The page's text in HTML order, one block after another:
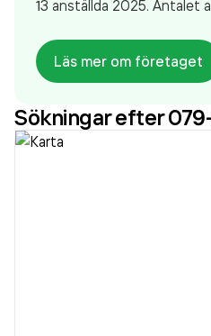
13 anställda 2025. Antalet
företaget. Bolaget är ett
sedan 2007. Täby
15 359 000,00 kr
Läs mer om företaget
Sökningar efter